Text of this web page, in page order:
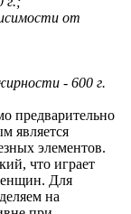
от
- 600 г.
предварительно
является
элементов.
что играет
Для
на